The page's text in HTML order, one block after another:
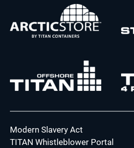
Modern Slavery Act
TITAN Whistleblower Portal